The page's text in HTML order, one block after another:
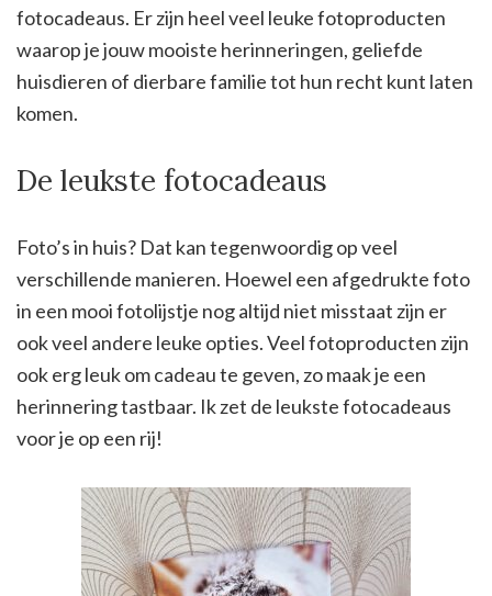
fotocadeaus. Er zijn heel veel leuke fotoproducten
waarop je jouw mooiste herinneringen, geliefde
huisdieren of dierbare familie tot hun recht kunt laten
komen.
De leukste fotocadeaus
Foto’s in huis? Dat kan tegenwoordig op veel
verschillende manieren. Hoewel een afgedrukte foto
in een mooi fotolijstje nog altijd niet misstaat zijn er
ook veel andere leuke opties. Veel fotoproducten zijn
ook erg leuk om cadeau te geven, zo maak je een
herinnering tastbaar. Ik zet de leukste fotocadeaus
voor je op een rij!